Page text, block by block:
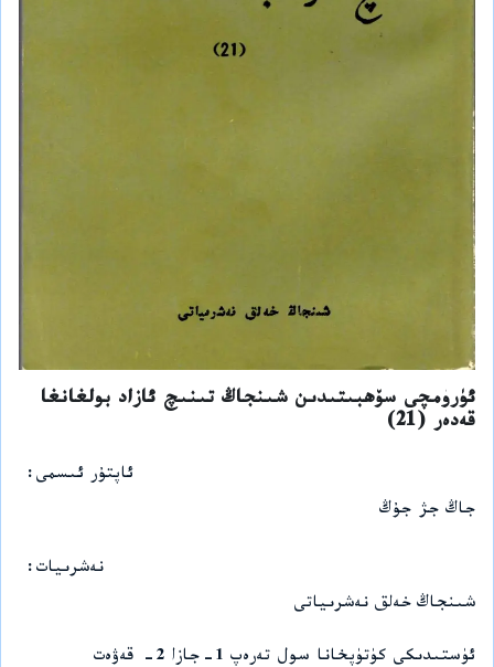
ئۈرۈمچى سۆھبىتىدىن شىنجاڭ تىنىچ ئازاد بولغانغا
قەدەر (21)
ئاپتۇر ئىسمى
جاڭ جژ جۇڭ
نەشرىيات
شىنجاڭ خەلق نەشرىياتى
ئۈستىدىكى كۈتۈپخانا سول تەرەپ 1-جازا 2- قەۋەت